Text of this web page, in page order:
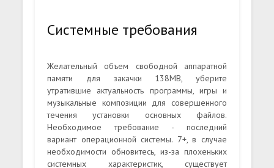
Системные требования
Желательный объем свободной аппаратной
памяти для закачки 138MB, уберите
утратившие актуальность программы, игры и
музыкальные композиции для совершенного
течения установки основных файлов.
Необходимое требование - последний
вариант операционной системы. 7+, в случае
необходимости обновитесь, из-за плохеньких
системных характеристик, существует